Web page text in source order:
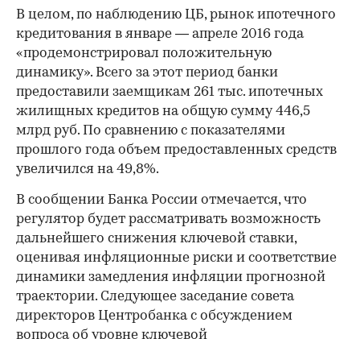
В целом, по наблюдению ЦБ, рынок ипотечного
кредитования в январе — апреле 2016 года
«продемонстрировал положительную
динамику». Всего за этот период банки
предоставили заемщикам 261 тыс. ипотечных
жилищных кредитов на общую сумму 446,5
млрд руб. По сравнению с показателями
прошлого года объем предоставленных средств
увеличился на 49,8%.
В сообщении Банка России отмечается, что
регулятор будет рассматривать возможность
дальнейшего снижения ключевой ставки,
оценивая инфляционные риски и соответствие
динамики замедления инфляции прогнозной
траектории. Следующее заседание совета
директоров Центробанка с обсуждением
вопроса об уровне ключевой